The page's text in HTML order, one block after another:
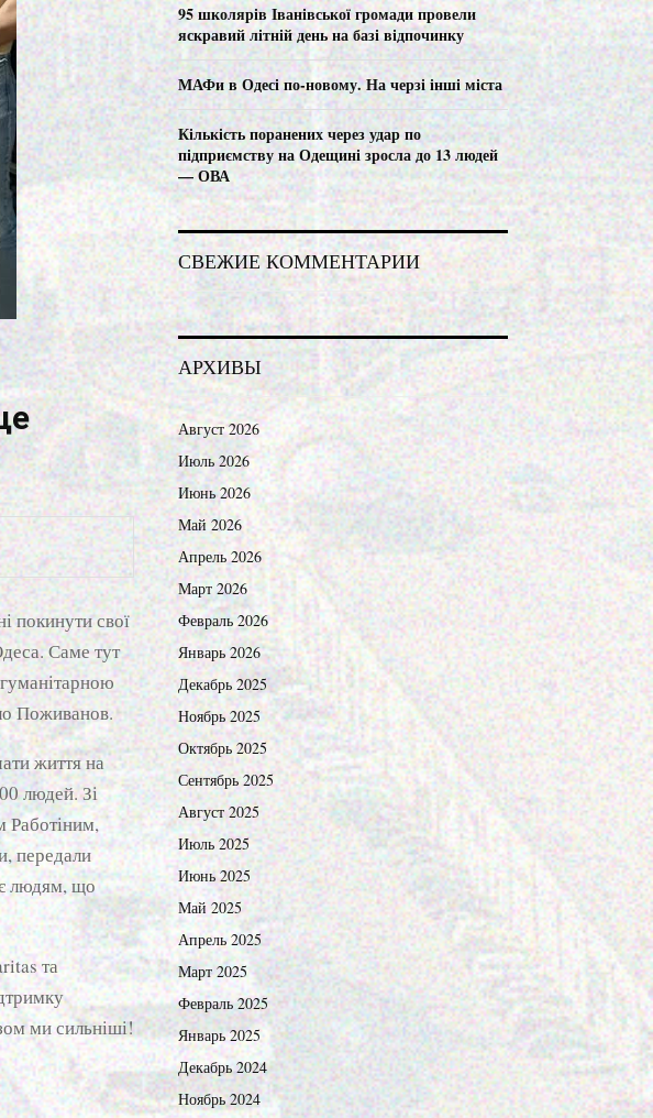
покинути свої
Саме тут
Поживанов.
життя на
людей. Зі
Работіним,
передали
людям, що
та
ми сильніші!
95 школярів Іванівської громади провели
яскравий літній день на базі відпочинку
МАФи в Одесі по-новому. На черзі інші міста
Кількість поранених через удар по
підприємству на Одещині зросла до 13 людей
— ОВА
СВЕЖИЕ КОММЕНТАРИИ
АРХИВЫ
Август 2026
Июль 2026
Июнь 2026
Май 2026
Апрель 2026
Март 2026
Февраль 2026
Январь 2026
Декабрь 2025
Ноябрь 2025
Октябрь 2025
Сентябрь 2025
Август 2025
Июль 2025
Июнь 2025
Май 2025
Апрель 2025
Март 2025
Февраль 2025
Январь 2025
Декабрь 2024
Ноябрь 2024